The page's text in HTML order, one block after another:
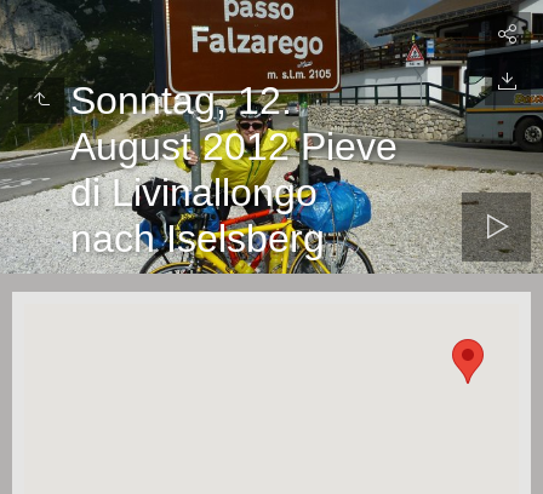
Sonntag, 12.
August 2012 Pieve
di Livinallongo
nach Iselsberg